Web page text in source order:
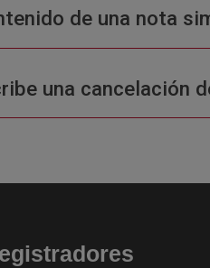
de una nota
una cancelación